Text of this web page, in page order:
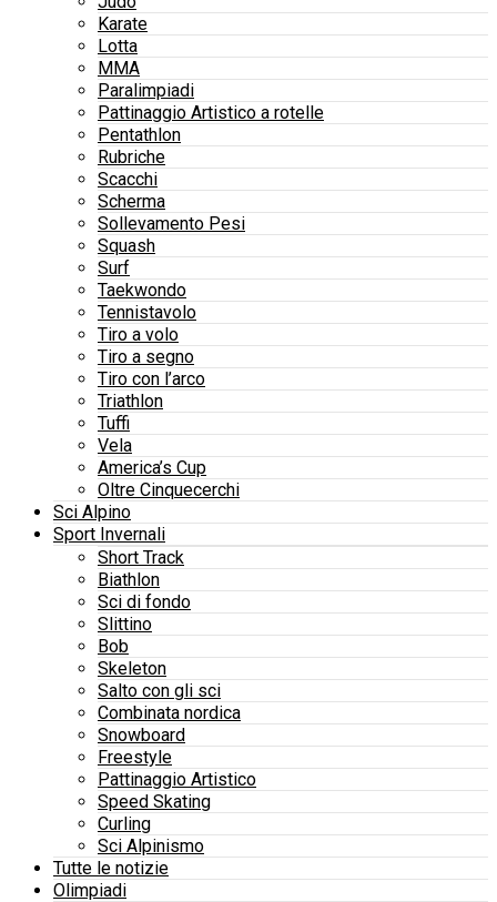
Karate
Lotta
MMA
Paralimpiadi
Pattinaggio Artistico a rotelle
Pentathlon
Rubriche
Scacchi
Scherma
Sollevamento Pesi
Squash
Surf
Taekwondo
Tennistavolo
Tiro a volo
Tiro a segno
Tiro con l’arco
Triathlon
Tuffi
Vela
America’s Cup
Oltre Cinquecerchi
Sci Alpino
Sport Invernali
Short Track
Biathlon
Sci di fondo
Slittino
Bob
Skeleton
Salto con gli sci
Combinata nordica
Snowboard
Freestyle
Pattinaggio Artistico
Speed Skating
Curling
Sci Alpinismo
Tutte le notizie
Olimpiadi